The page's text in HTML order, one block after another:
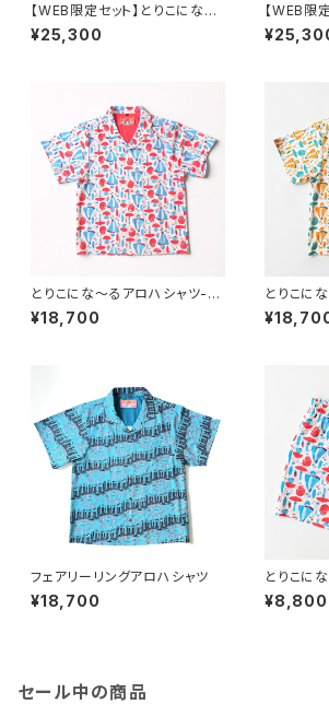
【WEB限定セット】とりこにな〜
るセットアップ-レッド
¥25,300
【WEB限
るセット
とりこにな〜るアロハシャツ-レ
ッド
¥18,700
とりこに
エロー
フェアリーリングアロハシャツ
¥18,700
とりこに
パンツ-レッ
¥8,800
セール中の商品